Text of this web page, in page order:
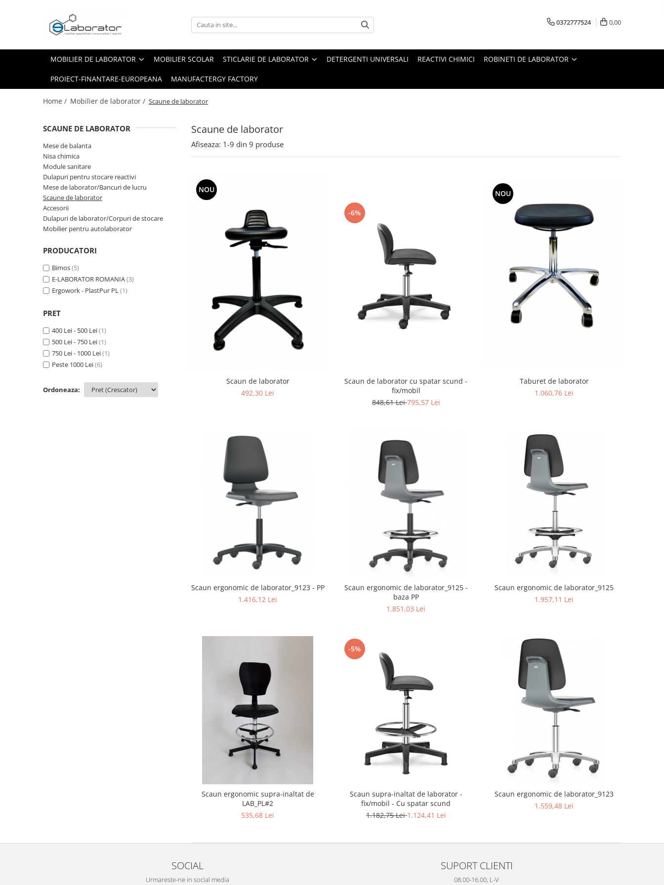
Mobilier de laborator
Module sanitare
Dulapuri pentru stocare reactivi
depozitarea de reactivi chimici –
acizi și baze
Bancuri de lucru industriale
Scaune de laborator
Mobilier medical
Dulapuri de laborator/Corpuri de
Dulapuri de reactivi
Mobilier pentru autolaborator
Sticlarie de laborator
Pahare Berzelius din sticla
Robineti de laborator
0372777524 0,00
MOBILIER DE LABORATOR MOBILIER SCOLAR STICLARIE DE LABORATOR DETERGENTI UNIVERSALI REACTIVI CHIMICI ROBINETI DE LABORATOR
PROIECT-FINANTARE-EUROPEANA MANUFACTERGY FACTORY
Home / Mobilier de laborator / Scaune de laborator
Scaune de laborator
SCAUNE DE LABORATOR
Mese de balanta
Nisa chimica
Module sanitare
Dulapuri pentru stocare reactivi
Mese de laborator/Bancuri de lucru
Scaune de laborator
Accesorii
Dulapuri de laborator/Corpuri de stocare
Mobilier pentru autolaborator
PRODUCATORI
Bimos(5)
E-LABORATOR ROMANIA(3)
Ergowork - PlastPur PL(1)
PRET
400 Lei - 500 Lei(1)
500 Lei - 750 Lei(1)
750 Lei - 1000 Lei(1)
Peste 1000 Lei(6)
Ordoneaza:
Afiseaza: 1-9 din 9 produse
NOU
Scaun de laborator
492,30 Lei
-6%
Scaun de laborator cu spatar scund -
fix/mobil
848,61 Lei795,57 Lei
NOU
Taburet de laborator
1.060,76 Lei
Scaun ergonomic de laborator_9123 - PP
1.416,12 Lei
Scaun ergonomic de laborator_9125 -
baza PP
1.851,03 Lei
Scaun ergonomic de laborator_9125
1.957,11 Lei
Scaun ergonomic supra-inaltat de
LAB_PL#2
535,68 Lei
-5%
Scaun supra-inaltat de laborator -
fix/mobil - Cu spatar scund
1.182,75 Lei1.124,41 Lei
Scaun ergonomic de laborator_9123
1.559,48 Lei
SOCIAL
Urmareste-ne in social media
SUPORT CLIENTI
08.00-16.00, L-V